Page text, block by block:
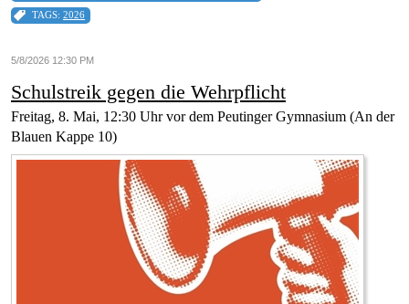
TAGS: 2026
5/8/2026 12:30 PM
Schulstreik gegen die Wehrpflicht
Freitag, 8. Mai, 12:30 Uhr vor dem Peutinger Gymnasium (An der
Blauen Kappe 10)